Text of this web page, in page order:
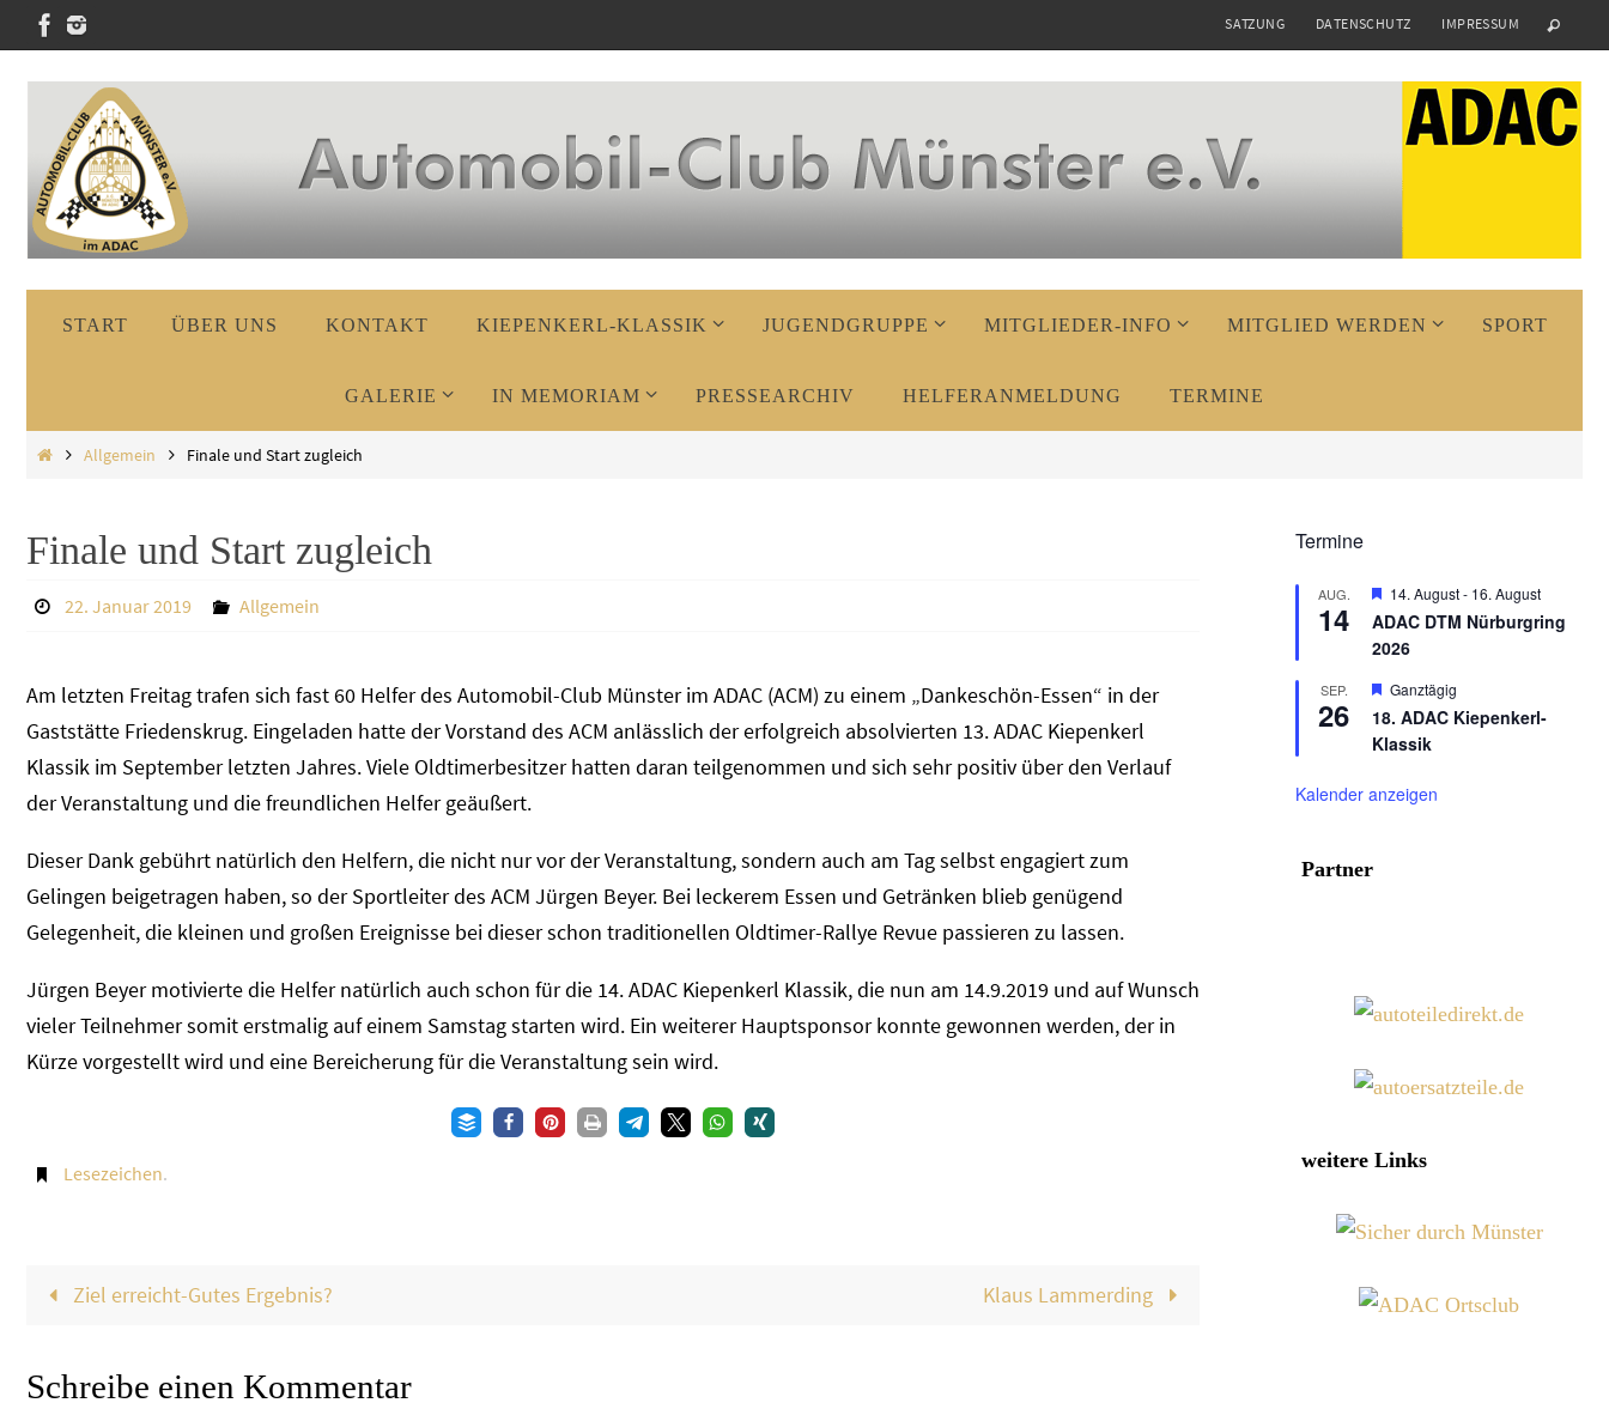
Zum
Inhalt
springen
SATZUNG DATENSCHUTZ IMPRESSUM
InhaltSTART ÜBER UNS KONTAKT KIEPENKERL-KLASSIK JUGENDGRUPPE MITGLIEDER-INFO MITGLIED WERDEN SPORT
GALERIE IN MEMORIAM PRESSEARCHIV HELFERANMELDUNG TERMINE
StartAllgemein Finale und Start zugleich
Finale und Start zugleich
22. Januar 2019 Allgemein
Am letzten Freitag trafen sich fast 60 Helfer des Automobil-Club Münster im ADAC (ACM) zu einem „Dankeschön-Essen“ in der
Gaststätte Friedenskrug. Eingeladen hatte der Vorstand des ACM anlässlich der erfolgreich absolvierten 13. ADAC Kiepenkerl
Klassik im September letzten Jahres. Viele Oldtimerbesitzer hatten daran teilgenommen und sich sehr positiv über den Verlauf
der Veranstaltung und die freundlichen Helfer geäußert.
Dieser Dank gebührt natürlich den Helfern, die nicht nur vor der Veranstaltung, sondern auch am Tag selbst engagiert zum
Gelingen beigetragen haben, so der Sportleiter des ACM Jürgen Beyer. Bei leckerem Essen und Getränken blieb genügend
Gelegenheit, die kleinen und großen Ereignisse bei dieser schon traditionellen Oldtimer-Rallye Revue passieren zu lassen.
Jürgen Beyer motivierte die Helfer natürlich auch schon für die 14. ADAC Kiepenkerl Klassik, die nun am 14.9.2019 und auf Wunsch
vieler Teilnehmer somit erstmalig auf einem Samstag starten wird. Ein weiterer Hauptsponsor konnte gewonnen werden, der in
Kürze vorgestellt wird und eine Bereicherung für die Veranstaltung sein wird.
Lesezeichen.
Ziel erreicht-Gutes Ergebnis? Klaus Lammerding
Schreibe einen Kommentar
Termine
AUG.
14
Hervorgehoben
14. August- 16. August
ADAC DTM Nürburgring
2026
SEP.
26
Hervorgehoben
Ganztägig
18. ADAC Kiepenkerl-
Klassik
Kalender anzeigen
Partner
weitere Links